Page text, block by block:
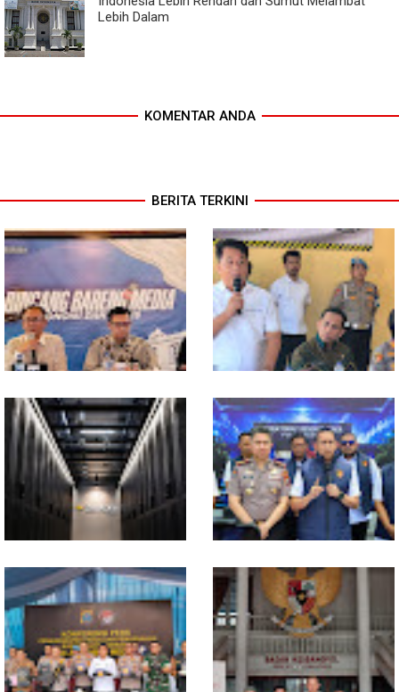
Lebih Dalam
KOMENTAR ANDA
BERITA TERKINI
Ekonomi Sumut Triwulan II
2026 berkisar 5,06 Persen, BI :
Konsumsi RT dan
Perdagangan CPO
Penyumbang Tertinggi
Polresta Deliserdang
Musnahkan 1,2 Kilo Gram
Sabu-sabu: Tiga Tersangka
Gagal Edarkan Ribuan Dosis
Narkoba
Indosat, Ooredoo Group,
Nokia, dan NVIDIA Luncurkan
Zankore by Indosat, Siap
Layani Kawasan Asia-Pasifik
dengan Platform Infrastruktur
AI Terintegerasi
Polda Sumut Bongkar Sindikat
Scamming Internasional di
Apartemen Medan, Korban
Rugi Rp6,7 Miliar